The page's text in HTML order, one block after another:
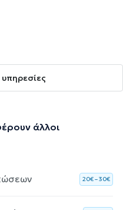
άλλοι
20€ – 30€